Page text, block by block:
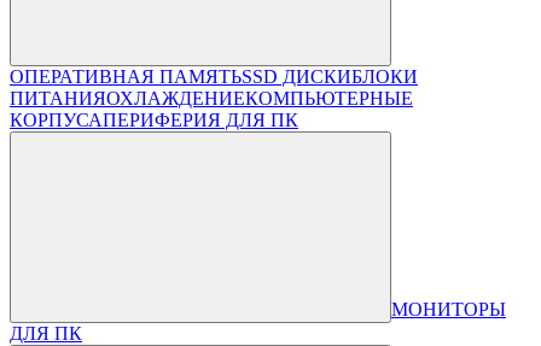
ОПЕРАТИВНАЯ ПАМЯТЬSSD ДИСКИБЛОКИ
ПИТАНИЯОХЛАЖДЕНИЕКОМПЬЮТЕРНЫЕ
КОРПУСАПЕРИФЕРИЯ ДЛЯ ПК
МОНИТОРЫ
ДЛЯ ПК